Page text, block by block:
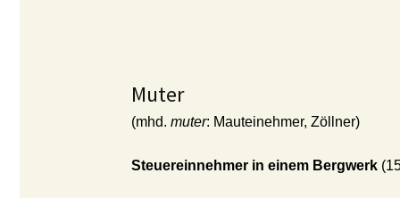
Muter
(mhd. muter: Mauteinehmer, Zöllner)
Steuereinnehmer in einem Bergwerk